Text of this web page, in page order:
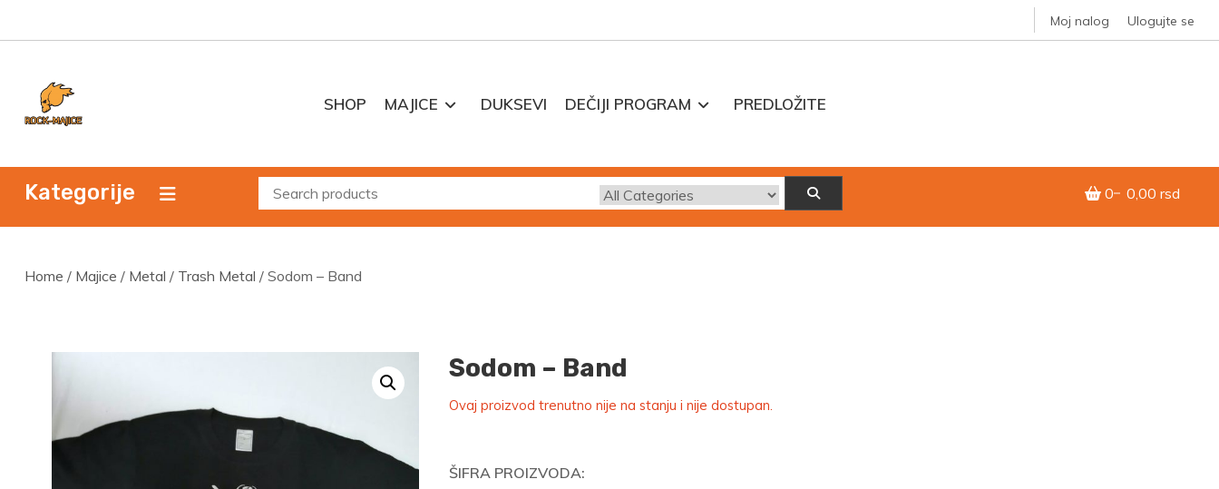
to
Moj nalog Ulogujte se
SHOP MAJICE DUKSEVI DEČIJI PROGRAM PREDLOŽITE
Kategorije 0 0,00 rsd
Home / Majice / Metal / Trash Metal / Sodom – Band
Sodom – Band
Ovaj proizvod trenutno nije na stanju i nije dostupan.
ŠIFRA PROIZVODA: